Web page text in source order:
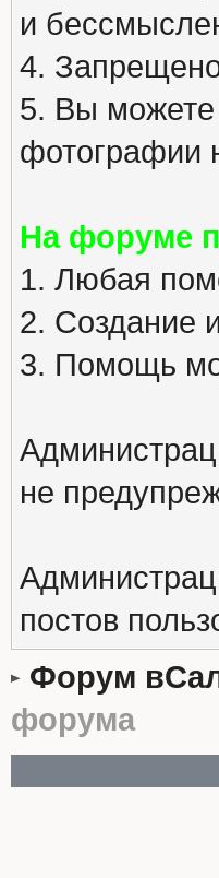
и
4.
5. Вы
фотографии
На форуме
1. Любая
2. Создание
3. Помощь
не
постов
Форум
форума